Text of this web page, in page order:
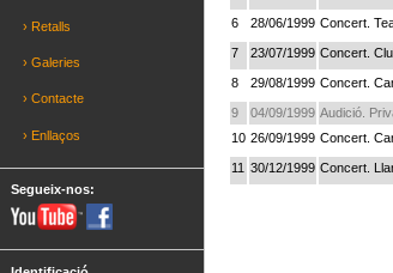
› Retalls
› Galeries
› Contacte
› Enllaços
Segueix-nos:
6 28/06/1999 Concert.
7 23/07/1999 Concert.
8 29/08/1999 Concert.
9 04/09/1999 Audició.
10 26/09/1999 Concert.
11 30/12/1999 Concert.